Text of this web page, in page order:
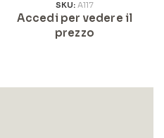
SKU: A117
Accedi per vedere il
prezzo